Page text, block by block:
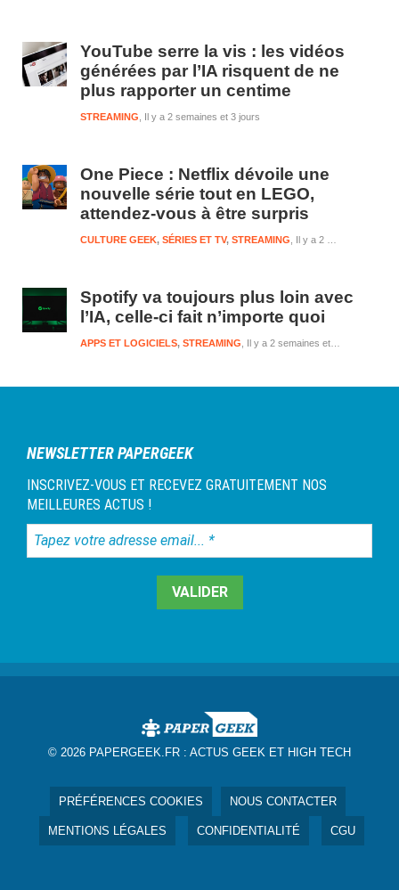
YouTube serre la vis : les vidéos
générées par l’IA risquent de ne
plus rapporter un centime
Il y a 2 semaines et 3 jours
STREAMING
One Piece : Netflix dévoile une
nouvelle série tout en LEGO,
attendez-vous à être surpris
Il y a 2 semaines et 3 jours
CULTURE GEEK, SÉRIES ET TV, STREAMING
Spotify va toujours plus loin avec
l’IA, celle-ci fait n’importe quoi
Il y a 2 semaines et 3 jours
APPS ET LOGICIELS, STREAMING
NEWSLETTER PAPERGEEK
INSCRIVEZ-VOUS ET RECEVEZ GRATUITEMENT NOS
MEILLEURES ACTUS !
Tapez
votre
© 2026 PAPERGEEK.FR : ACTUS GEEK ET HIGH TECH
PRÉFÉRENCES COOKIES NOUS CONTACTER
MENTIONS LÉGALES CONFIDENTIALITÉ CGU